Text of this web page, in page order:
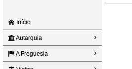
Início
Autarquia
A Freguesia